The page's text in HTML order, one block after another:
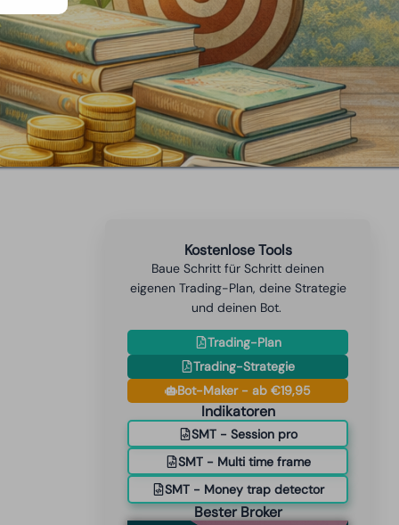
Kostenlose Tools
Baue Schritt für Schritt deinen
eigenen Trading-Plan, deine Strategie
und deinen Bot.
Trading-Plan
Trading-Strategie
Bot-Maker - ab €19,95
Indikatoren
SMT - Session pro
SMT - Multi time frame
SMT - Money trap detector
Bester Broker